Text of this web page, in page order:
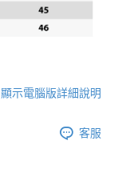
顯示電腦版詳細說明
客服